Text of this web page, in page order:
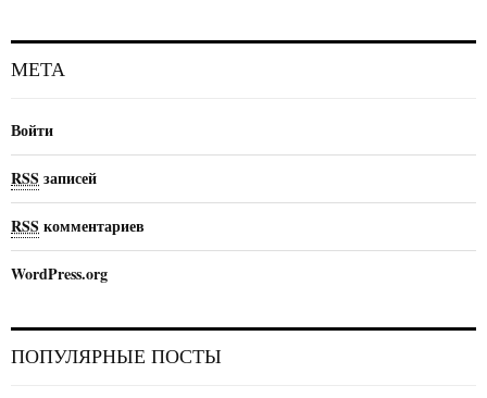
МЕТА
Войти
RSSзаписей
RSSкомментариев
WordPress.org
ПОПУЛЯРНЫЕ ПОСТЫ